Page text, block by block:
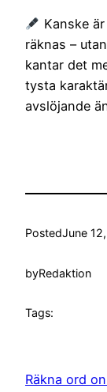
Kanske
räknas –
kantar det
tysta
avslöjande
PostedJune
byRedaktion
Tags:
Räkna ord